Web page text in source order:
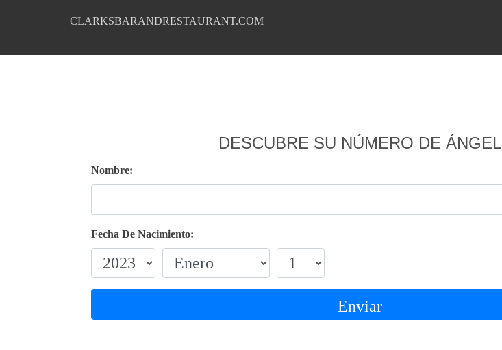
CLARKSBARANDRESTAURANT.COM
DESCUBRE SU NÚMERO DE ÁNGEL
Nombre:
Fecha De Nacimiento:
Enviar